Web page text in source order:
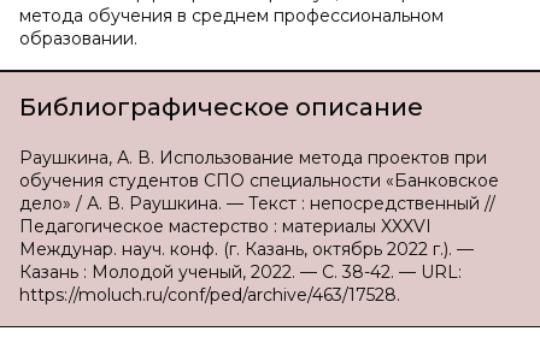
метода обучения в среднем профессиональном
образовании.
Библиографическое описание
Раушкина, А. В. Использование метода проектов при
обучения студентов СПО специальности «Банковское
дело» / А. В. Раушкина. — Текст : непосредственный //
Педагогическое мастерство : материалы XXXVI
Междунар. науч. конф. (г. Казань, октябрь 2022 г.). —
Казань : Молодой ученый, 2022. — С. 38-42. — URL:
https://moluch.ru/conf/ped/archive/463/17528.